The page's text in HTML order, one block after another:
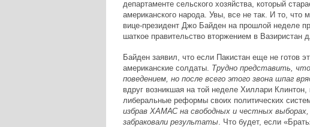
департаменте сельского хозяйства, который
американского народа. Увы, все не так. И то,
вице-президент Джо Байден на прошлой неделе
шаткое правительство вторжением в Вазиристан
Байден заявил, что если Пакистан еще не готов
американские солдаты. Трудно представить,
поведением, но после всего этого звона шпаг
вдруг возникшая на той неделе Хиллари
либеральные реформы своих политических
избрав ХАМАС на свободных и честных
забраковали результаты. Что будет, если